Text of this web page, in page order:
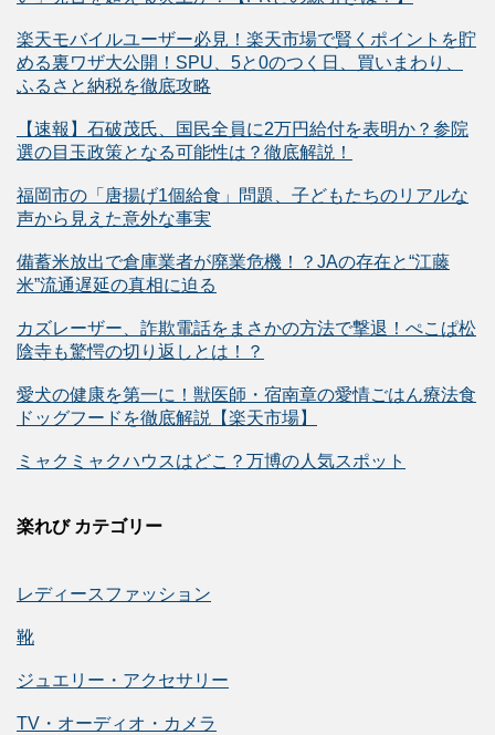
楽天モバイルユーザー必見！楽天市場で賢くポイントを貯
める裏ワザ大公開！SPU、5と0のつく日、買いまわり、
ふるさと納税を徹底攻略
【速報】石破茂氏、国民全員に2万円給付を表明か？参院
選の目玉政策となる可能性は？徹底解説！
福岡市の「唐揚げ1個給食」問題、子どもたちのリアルな
声から見えた意外な事実
備蓄米放出で倉庫業者が廃業危機！？JAの存在と“江藤
米”流通遅延の真相に迫る
カズレーザー、詐欺電話をまさかの方法で撃退！ぺこぱ松
陰寺も驚愕の切り返しとは！？
愛犬の健康を第一に！獣医師・宿南章の愛情ごはん療法食
ドッグフードを徹底解説【楽天市場】
ミャクミャクハウスはどこ？万博の人気スポット
楽れび カテゴリー
レディースファッション
靴
ジュエリー・アクセサリー
TV・オーディオ・カメラ